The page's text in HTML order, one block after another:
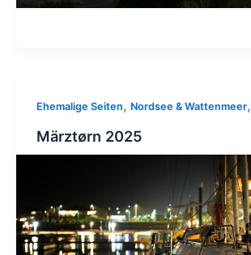
Ehemalige Seiten, Nordsee & Wattenmeer,
Märztørn 2025